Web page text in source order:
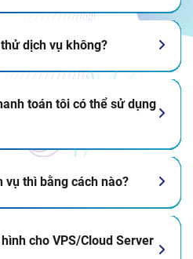
dịch vụ không?
toán tôi có thể sử dụng
vụ thì bằng cách nào?
cho VPS/Cloud Server